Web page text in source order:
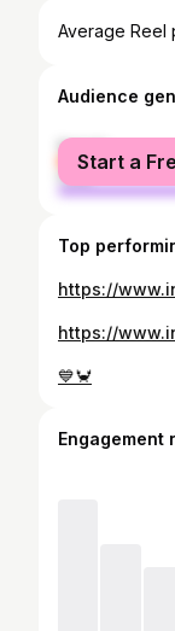
Average Reel
Audience
female
male
Start a
Top
https://
https://
💙🦀
Engagement